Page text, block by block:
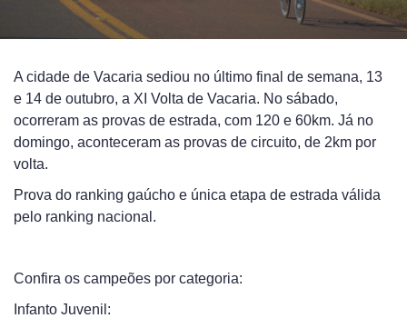
A cidade de Vacaria sediou no último final de semana, 13
e 14 de outubro, a XI Volta de Vacaria. No sábado,
ocorreram as provas de estrada, com 120 e 60km. Já no
domingo, aconteceram as provas de circuito, de 2km por
volta.
Prova do ranking gaúcho e única etapa de estrada válida
pelo ranking nacional.
Confira os campeões por categoria:
Infanto Juvenil: